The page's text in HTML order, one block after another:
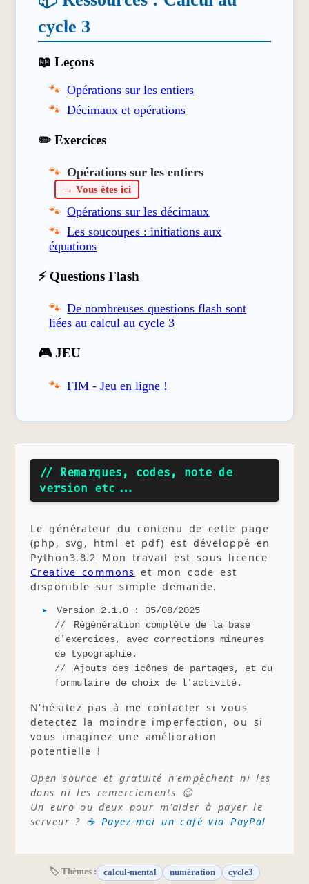
cycle 3
📖 Leçons
Opérations sur les entiers
Décimaux et opérations
✏️ Exercices
Opérations sur les entiers
→ Vous êtes ici
Opérations sur les décimaux
Les soucoupes : initiations aux
équations
⚡ Questions Flash
De nombreuses questions flash sont
liées au calcul au cycle 3
🎮 JEU
FIM - Jeu en ligne !
// Remarques, codes, note de
version etc...
Le générateur du contenu de cette page
(php, svg, html et pdf) est développé en
Python3.8.2 Mon travail est sous licence
Creative commons et mon code est
disponible sur simple demande.
Version 2.1.0 : 05/08/2025
Régénération complète de la base
d'exercices, avec corrections mineures
de typographie.
Ajouts des icônes de partages, et du
formulaire de choix de l'activité.
N'hésitez pas à me contacter si vous
detectez la moindre imperfection, ou si
vous imaginez une amélioration
potentielle !
Open source et gratuité n'empêchent ni les
dons ni les remerciements 😉
Un euro ou deux pour m'aider à payer le
serveur ? ☕ Payez-moi un café via PayPal
🏷 Thèmes : calcul-mental numération cycle3